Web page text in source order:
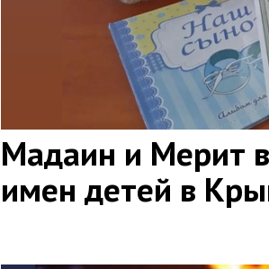
Мадаин и Мерит
имен детей в